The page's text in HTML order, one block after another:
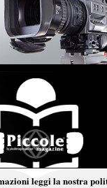
leggi la nostra